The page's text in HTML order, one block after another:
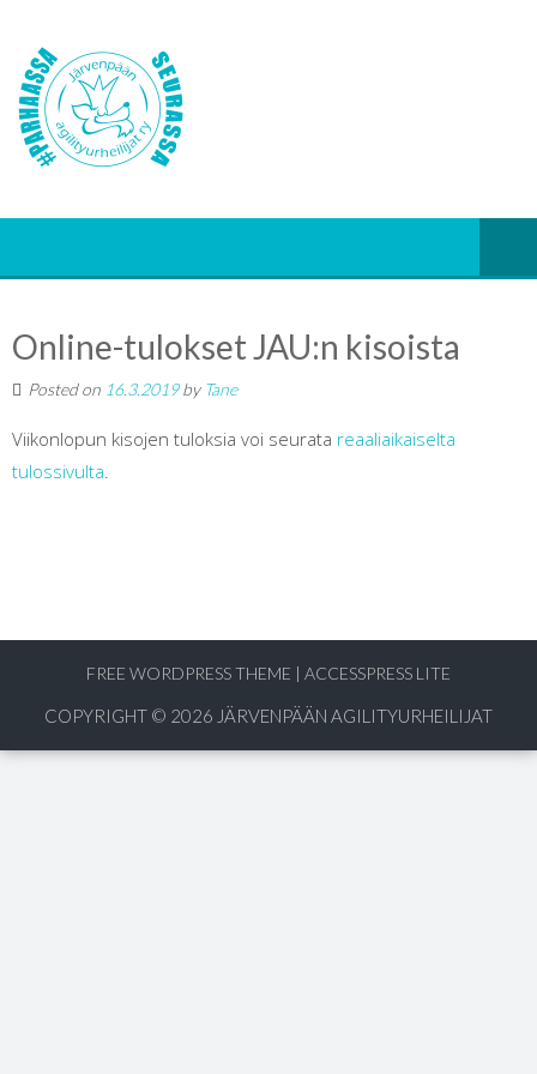
Online-tulokset JAU:n kisoista
Posted on 16.3.2019by Tane
Viikonlopun kisojen tuloksia voi seurata reaaliaikaiselta
tulossivulta.
FREE WORDPRESS THEME | ACCESSPRESS LITE
COPYRIGHT © 2026 JÄRVENPÄÄN AGILITYURHEILIJAT